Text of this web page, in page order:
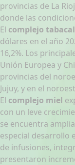
provincias de La
donde las
El complejo
dólares en el año
16,2%. Los
Unión Europea y
provincias del
Jujuy, y en el
El complejo miel
con un leve
se encuentra
especial desarrollo
de infusiones,
presentaron